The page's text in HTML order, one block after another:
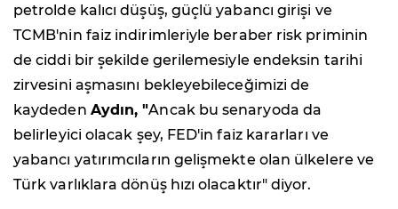
petrolde kalıcı düşüş, güçlü yabancı girişi ve
TCMB'nin faiz indirimleriyle beraber risk priminin
de ciddi bir şekilde gerilemesiyle endeksin tarihi
zirvesini aşmasını bekleyebileceğimizi de
kaydeden Aydın, "Ancak bu senaryoda da
belirleyici olacak şey, FED'in faiz kararları ve
yabancı yatırımcıların gelişmekte olan ülkelere ve
Türk varlıklara dönüş hızı olacaktır" diyor.